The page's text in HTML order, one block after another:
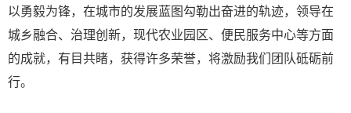
以勇毅为锋，在城市的发展蓝图勾勒出奋进的轨迹，领导在
城乡融合、治理创新，现代农业园区、便民服务中心等方面
的成就，有目共睹，获得许多荣誉，将激励我们团队砥砺前
行。